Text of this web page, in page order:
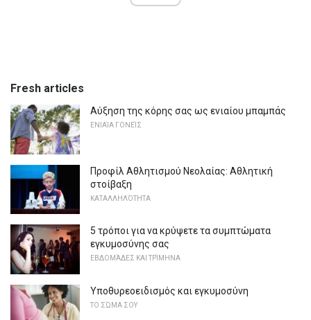
Fresh articles
Αύξηση της κόρης σας ως ενιαίου μπαμπάς
ΕΝΙΑΊΑ ΓΟΝΕΊΣ
Προφίλ Αθλητισμού Νεολαίας: Αθλητική
στοίβαξη
ΚΑΤΑΛΛΗΛΌΤΗΤΑ
5 τρόποι για να κρύψετε τα συμπτώματα
εγκυμοσύνης σας
ΕΒΔΟΜΆΔΕΣ ΚΑΙ ΤΡΊΜΗΝΑ
Υποθυρεοειδισμός και εγκυμοσύνη
ΤΟ ΣΏΜΑ ΣΟΥ